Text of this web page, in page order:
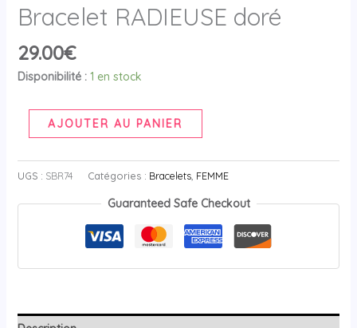
Bracelet RADIEUSE doré
29.00€
Disponibilité : 1 en stock
AJOUTER AU PANIER
UGS : SBR74 Catégories : Bracelets, FEMME
Guaranteed Safe Checkout